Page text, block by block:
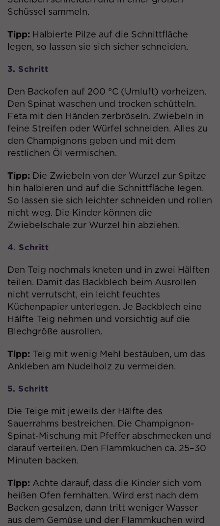
Schüssel sammeln.
Tipp: Halbierte Pilze auf die Schnittfläche
legen, so lassen sie sich sicher schneiden.
3. Schritt
Den Backofen auf 200 °C (Umluft) vorheizen.
Den Spinat waschen und trocken schütteln.
Feta mit den Händen zerbröseln. Zwiebeln in
feine Streifen oder Würfel schneiden. Alles zu
den Champignons geben und mit dem
restlichen Öl vermischen.
Tipp: Die Zwiebeln von der Wurzel zur Spitze
hin halbieren und auf die Schnittfläche legen.
So lassen sie sich leichter schneiden und rollen
nicht weg. Die Kinder können die
Zwiebelschale zur Wurzel hin abziehen.
4. Schritt
Den Teig nochmals kneten und in zwei Hälften
teilen. Damit das Backblech beim Ausrollen
nicht verrutscht, ein leicht feuchtes
Küchenpapier unterlegen. Je Backblech eine
Hälfte Teig nehmen und vorsichtig auf die
Blechgröße ausrollen.
Tipp: Teig mit wenig Mehl bestäuben, um das
Ankleben am Nudelholz zu vermeiden.
5. Schritt
Die Teige mit jeweils der Hälfte des
Sauerrahms bestreichen. Die Champignon-
Spinat-Mischung mit Pfeffer abschmecken und
darauf verteilen. Den Flammkuchen ca. 25–30
Minuten backen.
Tipp: Achte darauf, dass die Kinder sich vom
heißen Ofen fernhalten. Wird erst nach dem
Backen gesalzen, dann tritt weniger Wasser
aus dem Gemüse und der Flammkuchen wird
Anbieter Google Tag Manager / Facebook
Laufzeit 3 Monate
Echtzeitgebote dritter
Werbetreibender.
Name fr
Anbieter Google Tag Manager / Facebook
Laufzeit 3 Monate
Zweck
Wird von Facebook genutzt, um eine
Reihe von Werbeprodukten
anzuzeigen, zum Beispiel
Echtzeitgebote dritter
Name tr
Anbieter Google Tag Manager / Facebook
Laufzeit Sitzung (Pixel)
Zweck
Wird von Facebook genutzt, um eine
anzuzeigen, zum Beispiel
Echtzeitgebote dritter
Name visitor_id
Laufzeit 180 Tage
Zweck
eindeutige anonymisierte Besucher-
Ids, um die Aktivitäten eines
Besuchers auf der Website zu
verfolgen.